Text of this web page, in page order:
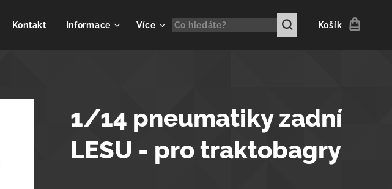
Kontakt Informace Více Košík
1/14 pneumatiky zadní
LESU - pro traktobagry